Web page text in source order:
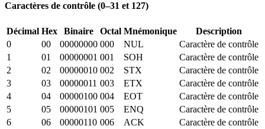
Caractères de contrôle (0–31 et 127)
Décimal Hex Binaire Octal Mnémonique
Description
0
00 00000000 000 NUL
Caractère de contrôle
1
01 00000001 001 SOH
Caractère de contrôle
2
02 00000010 002 STX
Caractère de contrôle
3
03 00000011 003 ETX
Caractère de contrôle
4
04 00000100 004 EOT
Caractère de contrôle
5
05 00000101 005 ENQ
Caractère de contrôle
6
06 00000110 006 ACK
Caractère de contrôle